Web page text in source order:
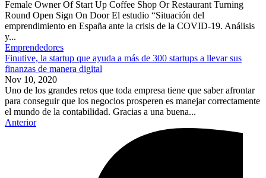
Female Owner Of Start Up Coffee Shop Or Restaurant Turning
Round Open Sign On Door El estudio “Situación del
emprendimiento en España ante la crisis de la COVID-19. Análisis
y...
Emprendedores
Finutive, la startup que ayuda a más de 300 startups a llevar sus
finanzas de manera digital
Nov 10, 2020
Uno de los grandes retos que toda empresa tiene que saber afrontar
para conseguir que los negocios prosperen es manejar correctamente
el mundo de la contabilidad. Gracias a una buena...
Anterior